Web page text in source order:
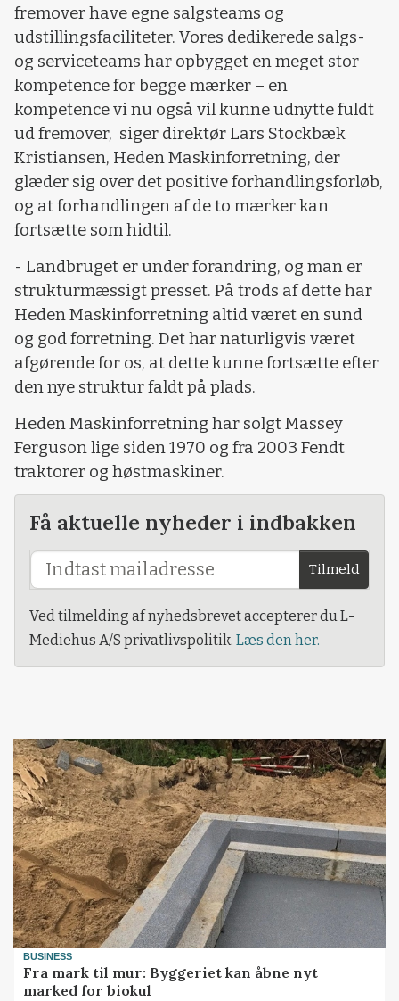
fremover have egne salgsteams og
udstillingsfaciliteter. Vores dedikerede salgs-
og serviceteams har opbygget en meget stor
kompetence for begge mærker – en
kompetence vi nu også vil kunne udnytte fuldt
ud fremover, siger direktør Lars Stockbæk
Kristiansen, Heden Maskinforretning, der
glæder sig over det positive forhandlingsforløb,
og at forhandlingen af de to mærker kan
fortsætte som hidtil.
- Landbruget er under forandring, og man er
strukturmæssigt presset. På trods af dette har
Heden Maskinforretning altid været en sund
og god forretning. Det har naturligvis været
afgørende for os, at dette kunne fortsætte efter
den nye struktur faldt på plads.
Heden Maskinforretning har solgt Massey
Ferguson lige siden 1970 og fra 2003 Fendt
traktorer og høstmaskiner.
Få aktuelle nyheder i indbakken
Tilmeld
Ved tilmelding af nyhedsbrevet accepterer du L-
Mediehus A/S privatlivspolitik. Læs den her.
BUSINESS
Fra mark til mur: Byggeriet kan åbne nyt
marked for biokul